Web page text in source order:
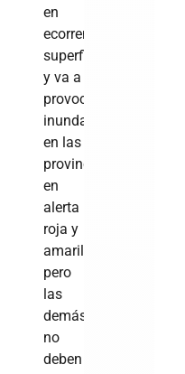
en
ecorrentía
superficial,
y va a
provocar
inundaciones
en las
provincias
en
alerta
roja y
amarilla,
pero
las
demás
no
deben